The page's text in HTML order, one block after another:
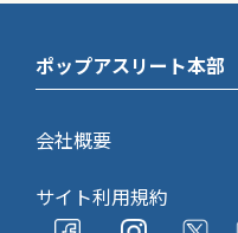
ポップアスリート本部
会社概要
サイト利用規約